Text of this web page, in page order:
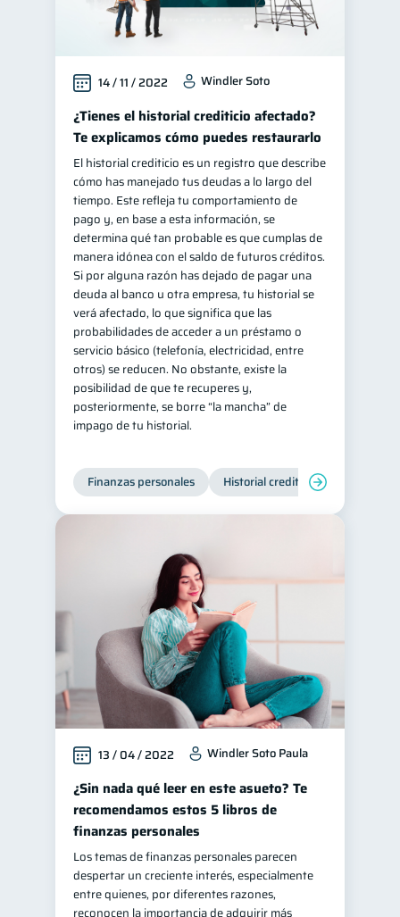
14 / 11 / 2022 Windler Soto
¿Tienes el historial crediticio afectado?
Te explicamos cómo puedes restaurarlo
El historial crediticio es un registro que describe
cómo has manejado tus deudas a lo largo del
tiempo. Este refleja tu comportamiento de
pago y, en base a esta información, se
determina qué tan probable es que cumplas de
manera idónea con el saldo de futuros créditos.
Si por alguna razón has dejado de pagar una
deuda al banco u otra empresa, tu historial se
verá afectado, lo que significa que las
probabilidades de acceder a un préstamo o
servicio básico (telefonía, electricidad, entre
otros) se reducen. No obstante, existe la
posibilidad de que te recuperes y,
posteriormente, se borre “la mancha” de
impago de tu historial.
Finanzas personales Historial crediticio
13 / 04 / 2022 Windler Soto Paula
¿Sin nada qué leer en este asueto? Te
recomendamos estos 5 libros de
finanzas personales
Los temas de finanzas personales parecen
despertar un creciente interés, especialmente
entre quienes, por diferentes razones,
reconocen la importancia de adquirir más